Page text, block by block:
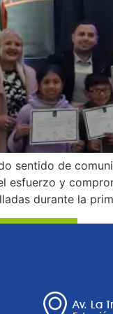
sentido de
esfuerzo y
durante la
Av. La